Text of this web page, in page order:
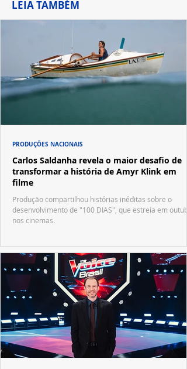
LEIA TAMBÉM
Carlos Saldanha revela o maior desafio de
transformar a história de Amyr Klink em
filme
Produção compartilhou histórias inéditas sobre o
desenvolvimento de "100 DIAS", que estreia em
nos cinemas.
PRODUÇÕES NACIONAIS